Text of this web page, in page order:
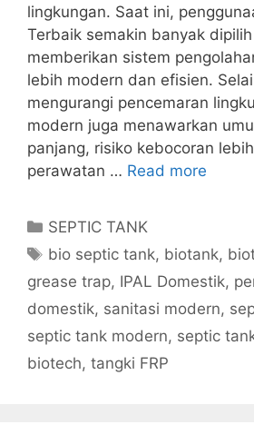
lingkungan. Saat ini,
Terbaik semakin banyak
memberikan sistem
lebih modern dan efisien.
mengurangi pencemaran
modern juga menawarkan
panjang, risiko kebocoran
perawatan … Read more
Categories
SEPTIC TANK
Tags
bio septic tank, biotank,
grease trap, IPAL Domestik,
domestik, sanitasi modern,
septic tank modern, septic
biotech, tangki FRP